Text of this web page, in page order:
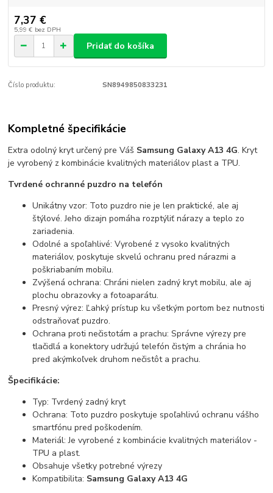
7,37 €
5,99 € bez DPH
Pridať do košíka
Číslo produktu: SN8949850833231
Kompletné špecifikácie
Extra odolný kryt určený pre Váš Samsung Galaxy A13 4G. Kryt
je vyrobený z kombinácie kvalitných materiálov plast a TPU.
Tvrdené ochranné puzdro na telefón
Unikátny vzor: Toto puzdro nie je len praktické, ale aj
štýlové. Jeho dizajn pomáha rozptýliť nárazy a teplo zo
zariadenia.
Odolné a spoľahlivé: Vyrobené z vysoko kvalitných
materiálov, poskytuje skvelú ochranu pred nárazmi a
poškriabaním mobilu.
Zvýšená ochrana: Chráni nielen zadný kryt mobilu, ale aj
plochu obrazovky a fotoaparátu.
Presný výrez: Ľahký prístup ku všetkým portom bez nutnosti
odstraňovať puzdro.
Ochrana proti nečistotám a prachu: Správne výrezy pre
tlačidlá a konektory udržujú telefón čistým a chránia ho
pred akýmkoľvek druhom nečistôt a prachu.
Špecifikácie:
Typ: Tvrdený zadný kryt
Ochrana: Toto puzdro poskytuje spoľahlivú ochranu vášho
smartfónu pred poškodením.
Materiál: Je vyrobené z kombinácie kvalitných materiálov -
TPU a plast.
Obsahuje všetky potrebné výrezy
Kompatibilita: Samsung Galaxy A13 4G